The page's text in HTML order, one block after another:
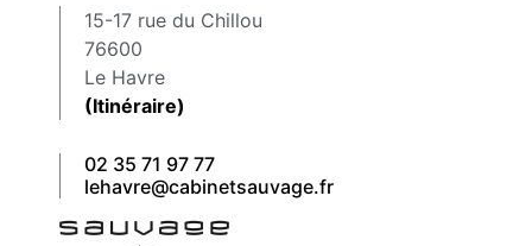
15-17 rue du Chillou
76600
Le Havre
(Itinéraire)
02 35 71 97 77
lehavre@cabinetsauvage.fr